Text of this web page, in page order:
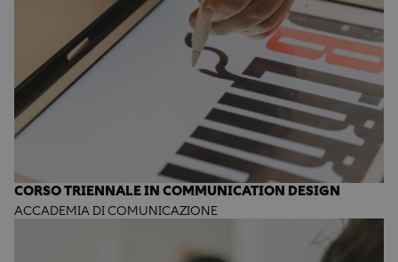
CORSO TRIENNALE IN COMMUNICATION DESIGN
ACCADEMIA DI COMUNICAZIONE